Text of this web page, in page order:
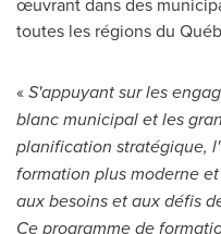
toutes les régions du
«S'appuyant sur les
blanc municipal et les
planification stratégique,
formation plus moderne
aux besoins et aux défis
Ce programme de